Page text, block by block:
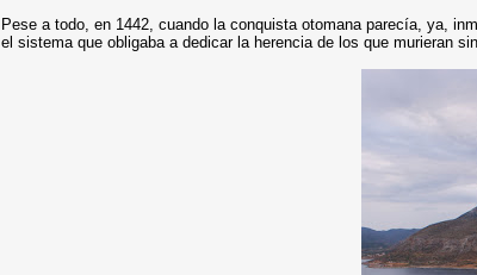
Pese a todo, en 1442, cuando la conquista otomana parecía, ya,
el sistema que obligaba a dedicar la herencia de los que murieran